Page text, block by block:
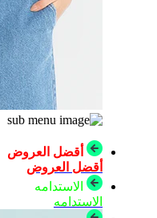
أقضل العروض
أقضل العروض
الاستدامه
الاستدامه